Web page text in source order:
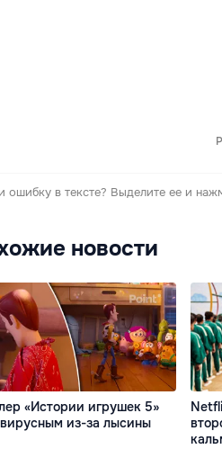
ошибку в тексте? Выделите ее и
новости
«Истории игрушек 5»
из-за лысины